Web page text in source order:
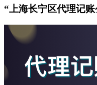
“上海长宁区代理记账